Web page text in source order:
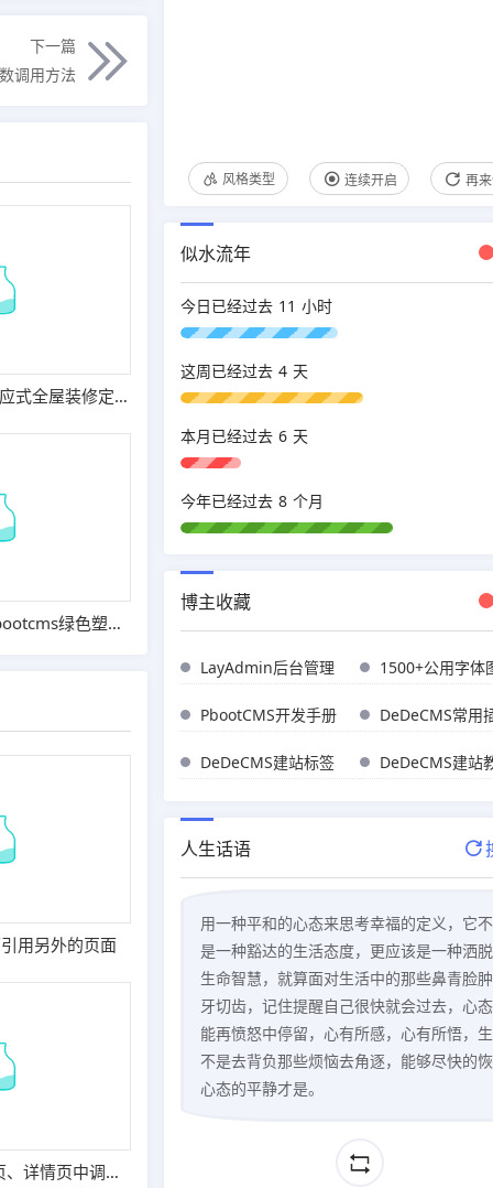
下一篇
调用方法
(自适应手机端)响应式全屋装修定制家居类网站pbootcms模板 绿色装修公司网站源码
(自适应手机端)pbootcms绿色塑胶制品网站模板 塑胶企业网站源码
用另外的页面
织梦dedecms内页、详情页中调用文章发布者信息的方法
风格类型 连续开启 再
似水流年
今日已经过去 11 小时
这周已经过去 4 天
本月已经过去 6 天
今年已经过去 8 个月
博主收藏
LayAdmin后台管理 1500+公用字体
PbootCMS开发手册 DeDeCMS常用
DeDeCMS建站标签 DeDeCMS建站
人生话语
用一种平和的心态来思考幸福的定义，它
是一种豁达的生活态度，更应该是一种洒
生命智慧，就算面对生活中的那些鼻青脸
牙切齿，记住提醒自己很快就会过去，心
能再愤怒中停留，心有所感，心有所悟，
不是去背负那些烦恼去角逐，能够尽快的
心态的平静才是。